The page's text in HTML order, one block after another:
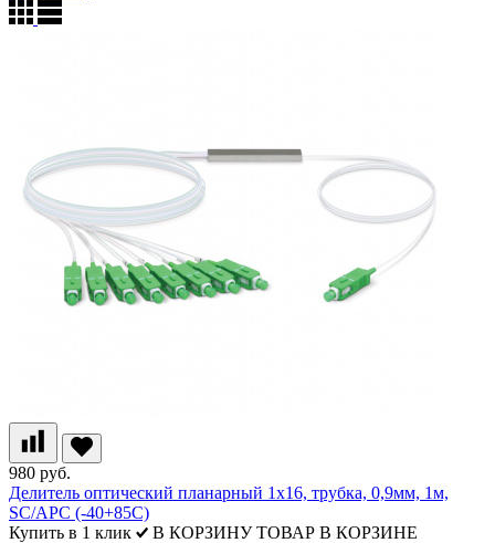
980 руб.
Делитель оптический планарный 1х16, трубка, 0,9мм, 1м,
SC/APC (-40+85С)
Купить в 1 клик
В КОРЗИНУ ТОВАР В КОРЗИНЕ